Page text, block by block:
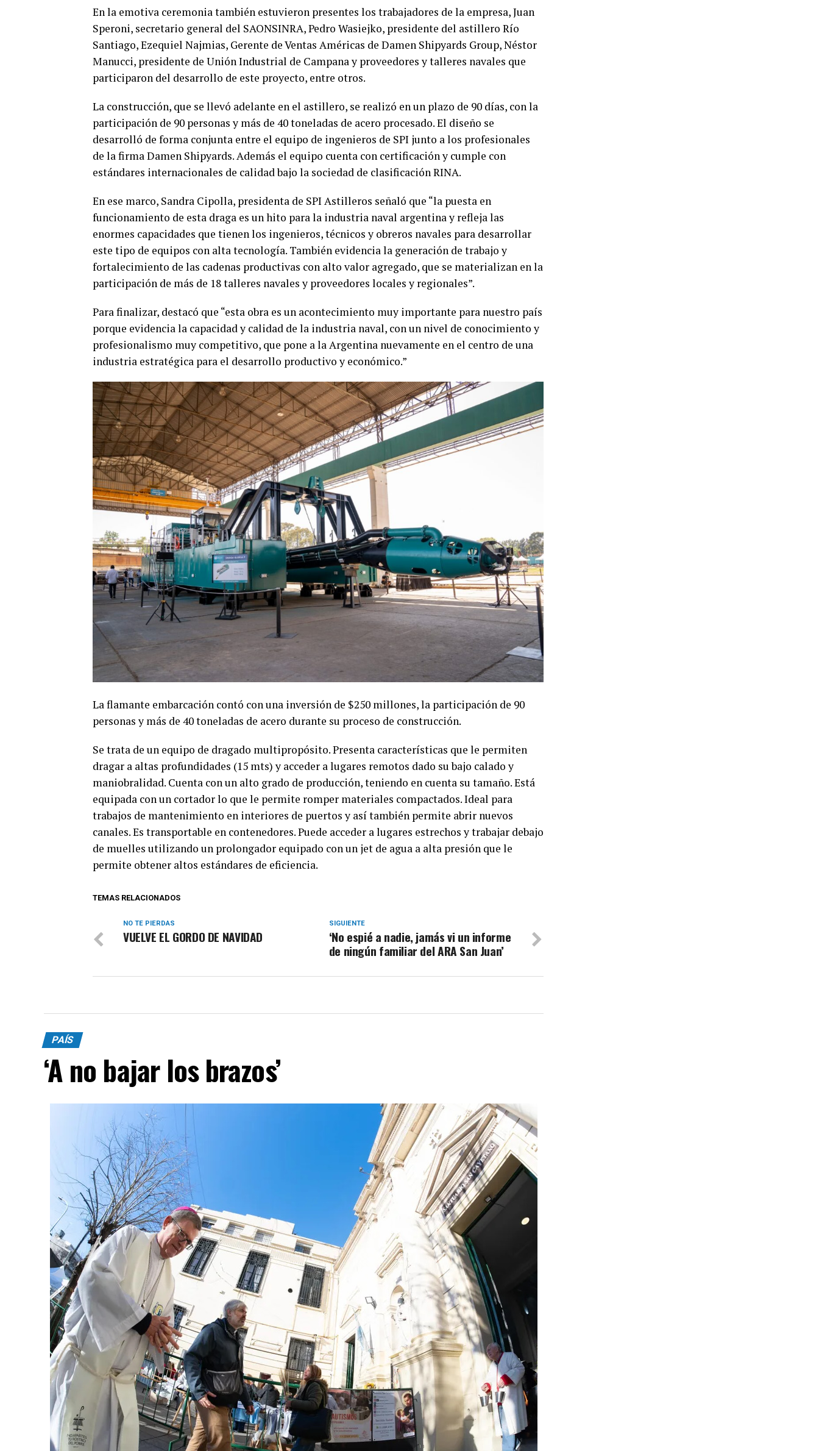
En la emotiva ceremonia también estuvieron presentes los trabajadores de la empresa, Juan
Speroni, secretario general del SAONSINRA, Pedro Wasiejko, presidente del astillero Río
Santiago, Ezequiel Najmias, Gerente de Ventas Américas de Damen Shipyards Group, Néstor
Manucci, presidente de Unión Industrial de Campana y proveedores y talleres navales que
participaron del desarrollo de este proyecto, entre otros.
La construcción, que se llevó adelante en el astillero, se realizó en un plazo de 90 días, con la
participación de 90 personas y más de 40 toneladas de acero procesado. El diseño se
desarrolló de forma conjunta entre el equipo de ingenieros de SPI junto a los profesionales
de la firma Damen Shipyards. Además el equipo cuenta con certificación y cumple con
estándares internacionales de calidad bajo la sociedad de clasificación RINA.
En ese marco, Sandra Cipolla, presidenta de SPI Astilleros señaló que “la puesta en
funcionamiento de esta draga es un hito para la industria naval argentina y refleja las
enormes capacidades que tienen los ingenieros, técnicos y obreros navales para desarrollar
este tipo de equipos con alta tecnología. También evidencia la generación de trabajo y
fortalecimiento de las cadenas productivas con alto valor agregado, que se materializan en la
participación de más de 18 talleres navales y proveedores locales y regionales”.
Para finalizar, destacó que “esta obra es un acontecimiento muy importante para nuestro país
porque evidencia la capacidad y calidad de la industria naval, con un nivel de conocimiento y
profesionalismo muy competitivo, que pone a la Argentina nuevamente en el centro de una
industria estratégica para el desarrollo productivo y económico.”
La flamante embarcación contó con una inversión de $250 millones, la participación de 90
personas y más de 40 toneladas de acero durante su proceso de construcción.
Se trata de un equipo de dragado multipropósito. Presenta características que le permiten
dragar a altas profundidades (15 mts) y acceder a lugares remotos dado su bajo calado y
maniobralidad. Cuenta con un alto grado de producción, teniendo en cuenta su tamaño. Está
equipada con un cortador lo que le permite romper materiales compactados. Ideal para
trabajos de mantenimiento en interiores de puertos y así también permite abrir nuevos
canales. Es transportable en contenedores. Puede acceder a lugares estrechos y trabajar debajo
de muelles utilizando un prolongador equipado con un jet de agua a alta presión que le
permite obtener altos estándares de eficiencia.
TEMAS RELACIONADOS
SIGUIENTE
‘No espié a nadie, jamás vi un informe
de ningún familiar del ARA San Juan’
NO TE PIERDAS
VUELVE EL GORDO DE NAVIDAD
PAÍS
‘A no bajar los brazos’